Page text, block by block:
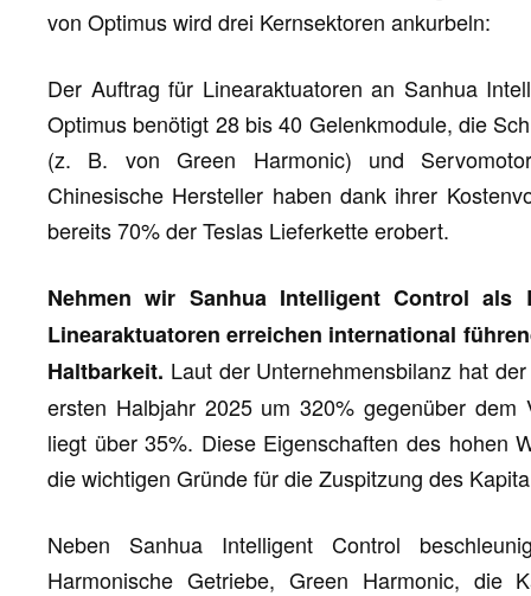
von Optimus wird drei Kernsektoren ankurbeln:
Der Auftrag für Linearaktuatoren an Sanhua
Optimus benötigt 28 bis 40 Gelenkmodule, die
(z. B. von Green Harmonic) und
Chinesische Hersteller haben dank ihrer
bereits 70% der Teslas Lieferkette erobert.
Nehmen wir Sanhua Intelligent Control
Linearaktuatoren erreichen international
Haltbarkeit. Laut der Unternehmensbilanz hat
ersten Halbjahr 2025 um 320% gegenüber
liegt über 35%. Diese Eigenschaften des hohen
die wichtigen Gründe für die Zuspitzung des
Neben Sanhua Intelligent Control
Harmonische Getriebe, Green Harmonic, die